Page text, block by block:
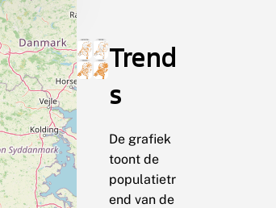
Trend
s
De grafiek
toont de
populatietr
end van de